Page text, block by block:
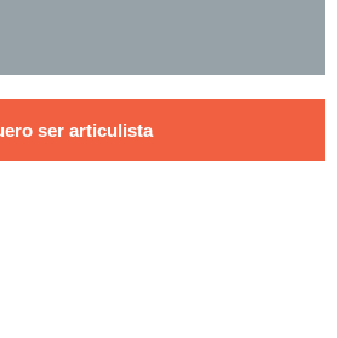
ser articulista